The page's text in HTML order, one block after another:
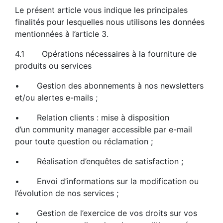
Le présent article vous indique les principales
finalités pour lesquelles nous utilisons les données
mentionnées à l’article 3.
4.1 Opérations nécessaires à la fourniture de
produits ou services
• Gestion des abonnements à nos newsletters
et/ou alertes e-mails ;
• Relation clients : mise à disposition
d’un community manager accessible par e-mail
pour toute question ou réclamation ;
• Réalisation d’enquêtes de satisfaction ;
• Envoi d’informations sur la modification ou
l’évolution de nos services ;
• Gestion de l’exercice de vos droits sur vos